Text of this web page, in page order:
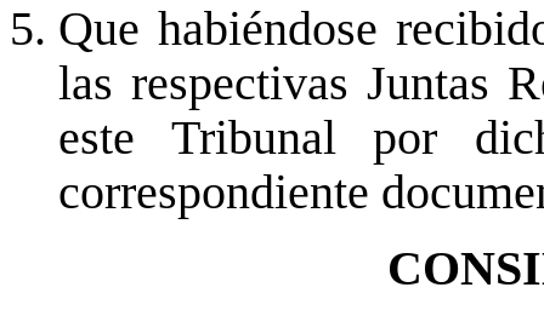
Que habiéndose
las respectivas Juntas
este Tribunal por
correspondiente